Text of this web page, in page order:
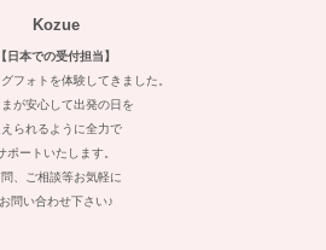
Kozue
【日本での受付担当】
フォトを体験してきました。
まが安心して出発の日を
られるように全力で
ポートいたします。
、ご相談等お気軽に
お問い合わせ下さい♪